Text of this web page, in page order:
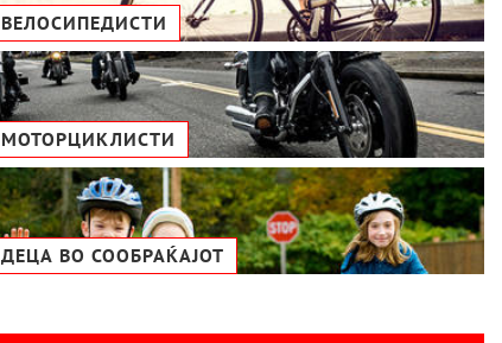
ВЕЛОСИПЕДИСТИ
МОТОРЦИКЛИСТИ
ДЕЦА ВО СООБРАЌАЈОТ